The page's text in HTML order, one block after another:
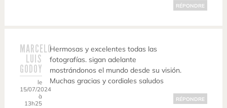
RÉPONDRE
MARCELO
LUIS
GODOY
le
15/07/2024
à
13h25
Hermosas y excelentes todas las
fotografías. sigan adelante
mostrándonos el mundo desde su visión.
Muchas gracias y cordiales saludos
RÉPONDRE